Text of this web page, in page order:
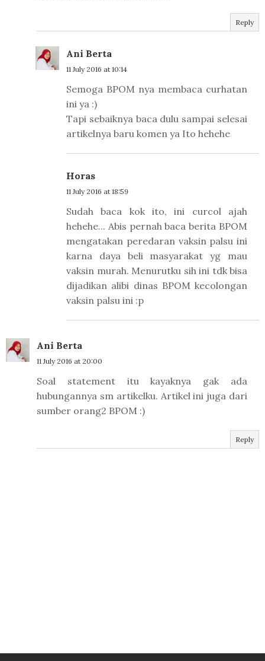
Reply
Ani Berta
11 July 2016 at 10:14
Semoga BPOM nya membaca curhatan
ini ya :)
Tapi sebaiknya baca dulu sampai selesai
artikelnya baru komen ya Ito hehehe
Horas
11 July 2016 at 18:59
Sudah baca kok ito, ini curcol ajah
hehehe... Abis pernah baca berita BPOM
mengatakan peredaran vaksin palsu ini
karna daya beli masyarakat yg mau
vaksin murah. Menurutku sih ini tdk bisa
dijadikan alibi dinas BPOM kecolongan
vaksin palsu ini :p
Ani Berta
11 July 2016 at 20:00
Soal statement itu kayaknya gak ada
hubungannya sm artikelku. Artikel ini juga dari
sumber orang2 BPOM :)
Reply